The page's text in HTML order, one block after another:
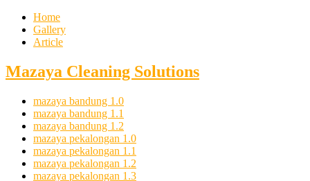
Home
Gallery
Article
Mazaya Cleaning Solutions
mazaya bandung 1.0
mazaya bandung 1.1
mazaya bandung 1.2
mazaya pekalongan 1.0
mazaya pekalongan 1.1
mazaya pekalongan 1.2
mazaya pekalongan 1.3